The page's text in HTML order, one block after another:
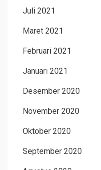
Juli 2021
Maret 2021
Februari 2021
Januari 2021
Desember 2020
November 2020
Oktober 2020
September 2020